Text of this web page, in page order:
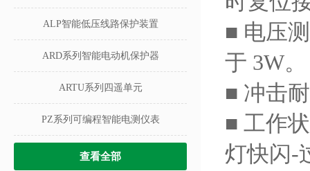
ALP智能低压线路保护装置
ARD系列智能电动机保护器
ARTU系列四遥单元
PZ系列可编程智能电测仪表
查看全部
■ 电压
于 3W。
■ 冲击
■ 工作
灯快闪-